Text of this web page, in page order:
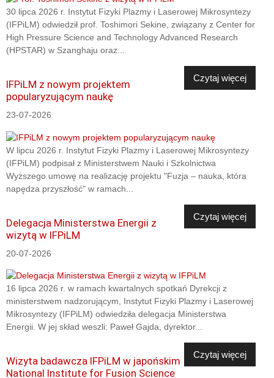
30 lipca 2026 r. Instytut Fizyki Plazmy i Laserowej Mikrosyntezy
(IFPiLM) odwiedził prof. Toshimori Sekine, związany z Center for
High Pressure Science and Technology Advanced Research
(HPSTAR) w Szanghaju oraz...
Czytaj więcej
IFPiLM z nowym projektem
popularyzującym naukę
23-07-2026
W lipcu 2026 r. Instytut Fizyki Plazmy i Laserowej Mikrosyntezy
(IFPiLM) podpisał z Ministerstwem Nauki i Szkolnictwa
Wyższego umowę na realizację projektu "Fuzja – nauka, która
napędza przyszłość" w ramach...
Czytaj więcej
Delegacja Ministerstwa Energii z
wizytą w IFPiLM
20-07-2026
16 lipca 2026 r. w ramach kwartalnych spotkań Dyrekcji z
ministerstwem nadzorującym, Instytut Fizyki Plazmy i Laserowej
Mikrosyntezy (IFPiLM) odwiedziła delegacja Ministerstwa
Energii. W jej skład weszli: Paweł Gajda, dyrektor...
Czytaj więcej
Wizyta badawcza IFPiLM w japońskim
National Institute for Fusion Science